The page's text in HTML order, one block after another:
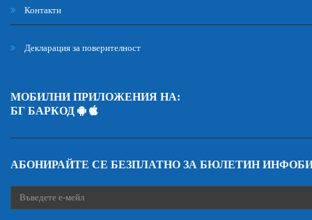
Контакти
Декларация за поверителност
МОБИЛНИ ПРИЛОЖЕНИЯ НА:
БГ БАРКОД
АБОНИРАЙТЕ СЕ БЕЗПЛАТНО ЗА БЮЛЕТИН